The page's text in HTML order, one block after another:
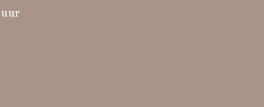
uur